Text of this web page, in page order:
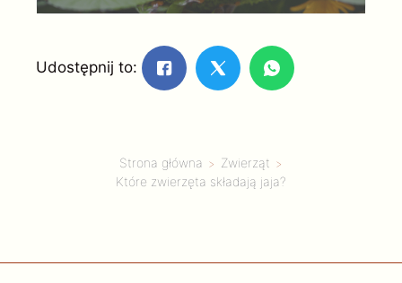
Udostępnij to:
Strona główna
Zwierząt
Które zwierzęta składają jaja?